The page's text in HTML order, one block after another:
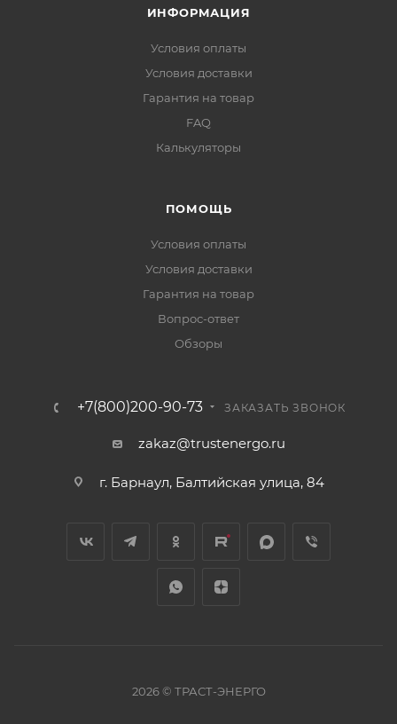
ИНФОРМАЦИЯ
Условия оплаты
Условия доставки
Гарантия на товар
FAQ
Калькуляторы
ПОМОЩЬ
Условия оплаты
Условия доставки
Гарантия на товар
Вопрос-ответ
Обзоры
+7(800)200-90-73 ЗАКАЗАТЬ ЗВОНОК
zakaz@trustenergo.ru
г. Барнаул, Балтийская улица, 84
2026 © ТРАСТ-ЭНЕРГО